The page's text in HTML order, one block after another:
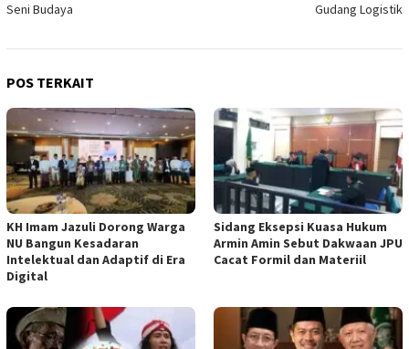
Seni Budaya
Gudang Logistik
POS TERKAIT
KH Imam Jazuli Dorong Warga
NU Bangun Kesadaran
Intelektual dan Adaptif di Era
Digital
‎Sidang Eksepsi Kuasa Hukum
Armin Amin Sebut Dakwaan JPU
Cacat Formil dan Materiil